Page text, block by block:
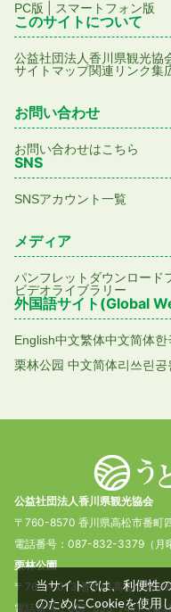
PC版 スマートフォン版
このサイトについて
公益社団法人香川県観光協
サイトマップ関連リンク集
お問い合わせ
お問い合わせはこちら
SNS
SNSアカウント一覧
メディア
パンフレットダウンロード
ビデオライブラリー
外国語サイト(Global
English中文繁体中文简体한
栗林公园 中文简体리쓰린공
公益社団法人香川県観光協会
〒760-8570 香川県高松市番町
電話番号：087-832-3379（月
栗林公園
〒760-0073 香川県高松市栗林
電話番号：087-833-7411（栗
当サイトでは、利便性
のためにCookieを使用